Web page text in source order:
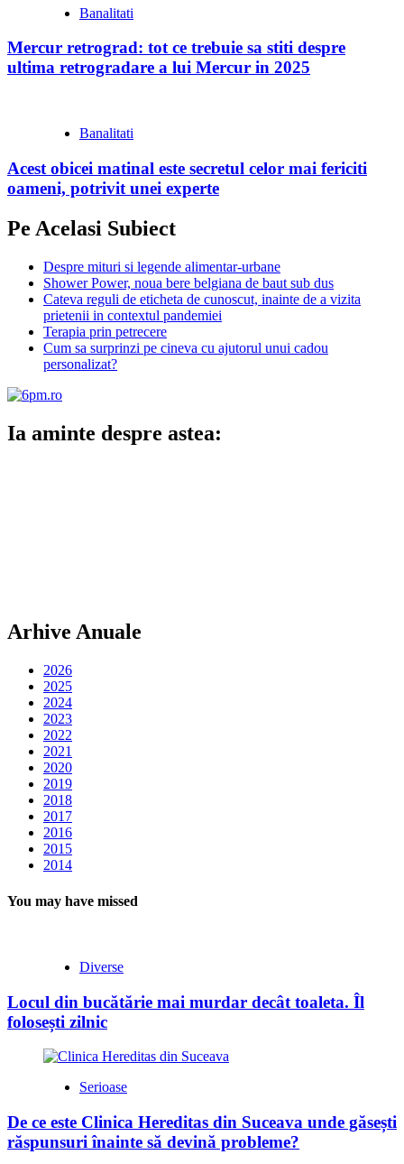
Banalitati
Mercur retrograd: tot ce trebuie sa stiti despre
ultima retrogradare a lui Mercur in 2025
Banalitati
Acest obicei matinal este secretul celor mai fericiti
oameni, potrivit unei experte
Pe Acelasi Subiect
Despre mituri si legende alimentar-urbane
Shower Power, noua bere belgiana de baut sub dus
Cateva reguli de eticheta de cunoscut, inainte de a vizita
prietenii in contextul pandemiei
Terapia prin petrecere
Cum sa surprinzi pe cineva cu ajutorul unui cadou
personalizat?
Ia aminte despre astea:
Arhive Anuale
2026
2025
2024
2023
2022
2021
2020
2019
2018
2017
2016
2015
2014
You may have missed
Diverse
Locul din bucătărie mai murdar decât toaleta. Îl
folosești zilnic
Serioase
De ce este Clinica Hereditas din Suceava unde găsești
răspunsuri înainte să devină probleme?